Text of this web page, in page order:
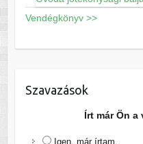
Vendégkönyv >>
Szavazások
Írt már Ön
Igen, már írtam.